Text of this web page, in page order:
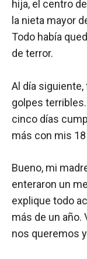
hija, el centro
la nieta mayor
Todo había
de terror.
Al día
golpes
cinco días
más con mis
Bueno, mi
enteraron un
explique todo
más de un año.
nos queremos